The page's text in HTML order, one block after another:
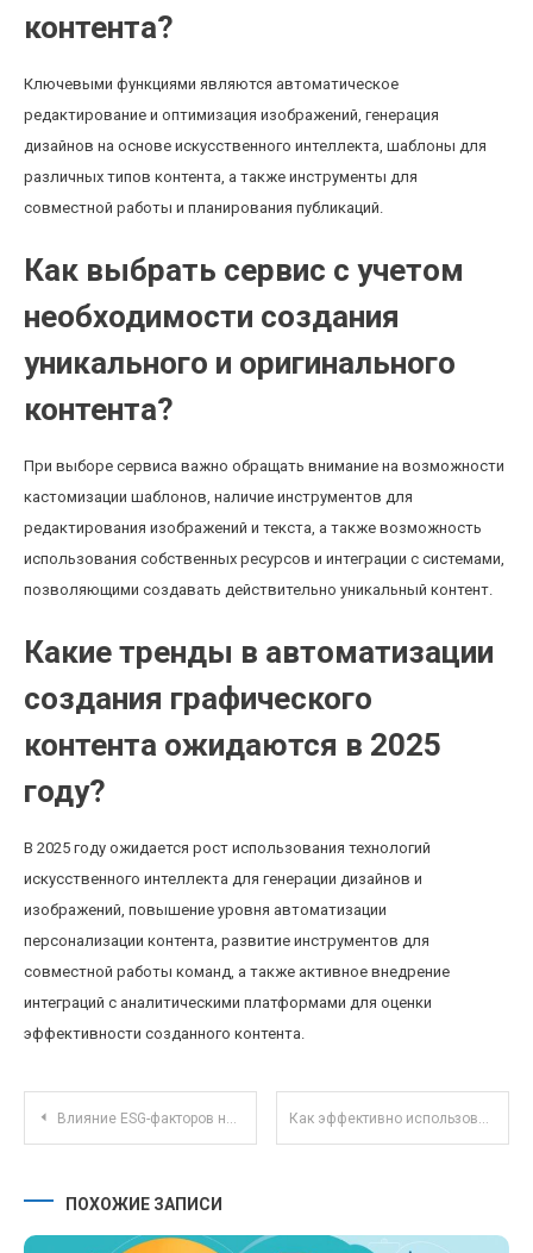
контента?
Ключевыми функциями являются автоматическое
редактирование и оптимизация изображений, генерация
дизайнов на основе искусственного интеллекта, шаблоны для
различных типов контента, а также инструменты для
совместной работы и планирования публикаций.
Как выбрать сервис с учетом
необходимости создания
уникального и оригинального
контента?
При выборе сервиса важно обращать внимание на возможности
кастомизации шаблонов, наличие инструментов для
редактирования изображений и текста, а также возможность
использования собственных ресурсов и интеграции с системами,
позволяющими создавать действительно уникальный контент.
Какие тренды в автоматизации
создания графического
контента ожидаются в 2025
году?
В 2025 году ожидается рост использования технологий
искусственного интеллекта для генерации дизайнов и
изображений, повышение уровня автоматизации
персонализации контента, развитие инструментов для
совместной работы команд, а также активное внедрение
интеграций с аналитическими платформами для оценки
эффективности созданного контента.
Навигация по записям
Влияние ESG-факторов на оценку облигаций с учетом устойчивого финансирования Как эффективно использовать банковские кэши-боты для автоматизации личных финансовых задач
ПОХОЖИЕ ЗАПИСИ